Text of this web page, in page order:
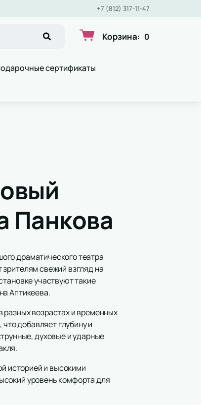
+7 (812) 317-11-47
Корзина: 0
сертификаты
Панкова
драматического театра
свежий взгляд на
участвуют такие
Аптикеева.
разных возрастах и временных
добавляет глубину и
духовые и ударные
историей и высокими
уровень комфорта для